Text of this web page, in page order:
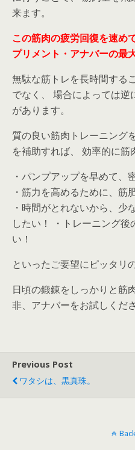
来ます。
この筋肉の疲労回復を速め
プリメント・アナバーの最
無駄な筋トレを長時間する
でなく、 場合によっては
があります。
質の良い筋肉トレーニング
を補助すれば、 効率的に筋
・パンプアップを早めて、
・筋力を高めるために、筋
・時間がとれないから、少
したい！ ・トレーニング
い！
といったご要望にピッタリ
日頃の鍛錬をしっかりと筋
非、アナバーをお試しくだ
Previous Post
ワタシは、黒真珠。